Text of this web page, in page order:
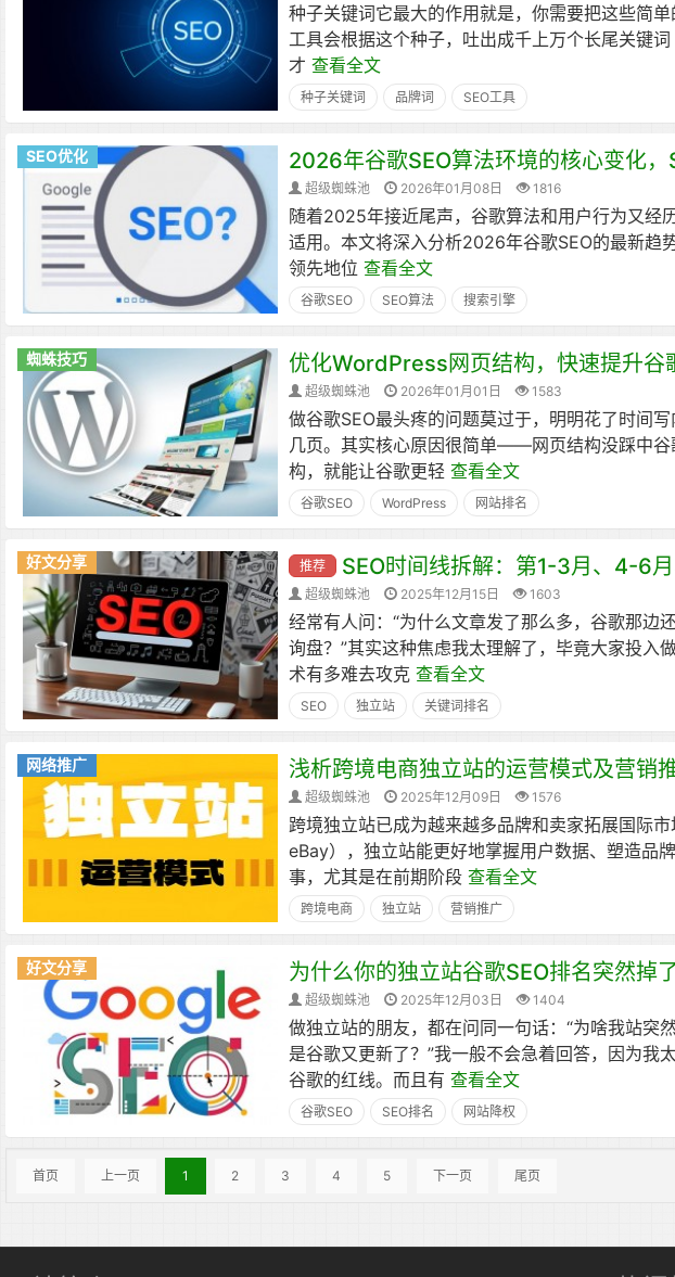
种子关键词它最大的作用就是，你需要把这些简
工具会根据这个种子，吐出成千上万个长尾关键
才查看全文
种子关键词 品牌词 SEO工具
SEO优化 2026年谷歌SEO算法环境的核心变化，
超级蜘蛛池 2026年01月08日 1816
随着2025年接近尾声，谷歌算法和用户行为又经
适用。本文将深入分析2026年谷歌SEO的最新趋
领先地位查看全文
谷歌SEO SEO算法 搜索引擎
蜘蛛技巧 优化WordPress网页结构，快速提升谷
超级蜘蛛池 2026年01月01日 1583
做谷歌SEO最头疼的问题莫过于，明明花了时间
几页。其实核心原因很简单——网页结构没踩中谷
构，就能让谷歌更轻查看全文
谷歌SEO WordPress 网站排名
好文分享 推荐 SEO时间线拆解：第1-3月、4-6
超级蜘蛛池 2025年12月15日 1603
经常有人问：“为什么文章发了那么多，谷歌那边
询盘？”其实这种焦虑我太理解了，毕竟大家投入
术有多难去攻克查看全文
SEO 独立站 关键词排名
网络推广 浅析跨境电商独立站的运营模式及营销
超级蜘蛛池 2025年12月09日 1576
跨境独立站已成为越来越多品牌和卖家拓展国际
eBay），独立站能更好地掌握用户数据、塑造品
事，尤其是在前期阶段查看全文
跨境电商 独立站 营销推广
好文分享 为什么你的独立站谷歌SEO排名突然掉了
超级蜘蛛池 2025年12月03日 1404
做独立站的朋友，都在问同一句话：“为啥我站突
是谷歌又更新了？”我一般不会急着回答，因为
谷歌的红线。而且有查看全文
谷歌SEO SEO排名 网站降权
首页 上一页 1 2 3 4 5 下一页 尾页